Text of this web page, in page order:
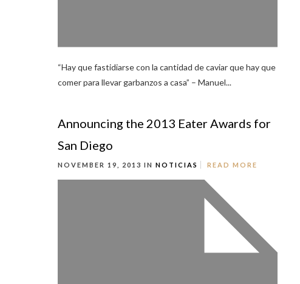
“Hay que fastidiarse con la cantidad de caviar que hay que
comer para llevar garbanzos a casa” – Manuel...
Announcing the 2013 Eater Awards for
San Diego
NOVEMBER 19, 2013 IN NOTICIAS READ MORE